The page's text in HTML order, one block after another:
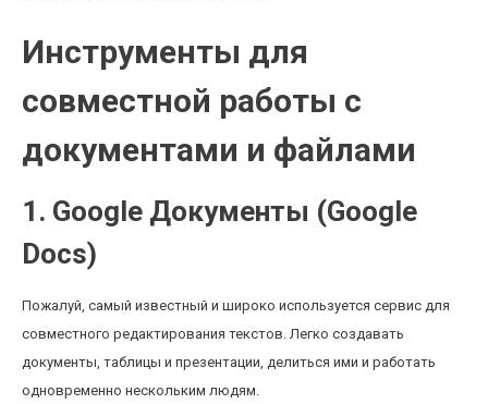
Инструменты для
совместной работы с
документами и файлами
1. Google Документы (Google
Docs)
Пожалуй, самый известный и широко используется сервис для
совместного редактирования текстов. Легко создавать
документы, таблицы и презентации, делиться ими и работать
одновременно нескольким людям.